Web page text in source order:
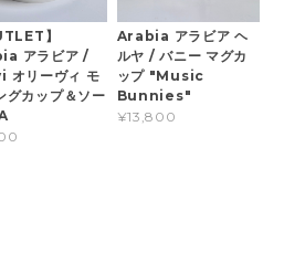
】
アラビア /
オリーヴィ モ
グカップ＆ソー
Arabia アラビア ヘ
ルヤ / バニー マグカ
ップ "Music
Bunnies"
¥13,800